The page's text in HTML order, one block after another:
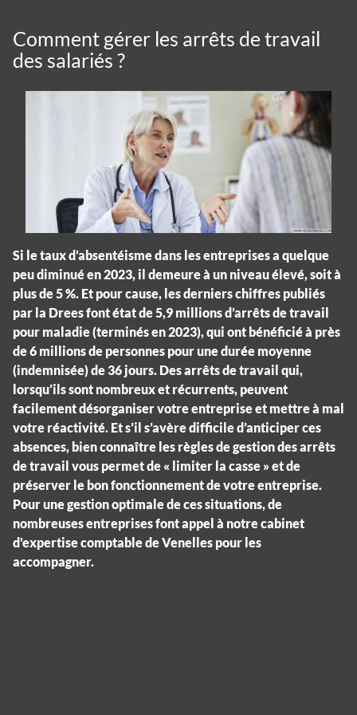
Comment gérer les arrêts de travail
des salariés ?
Si le taux d’absentéisme dans les entreprises a quelque
peu diminué en 2023, il demeure à un niveau élevé, soit à
plus de 5 %. Et pour cause, les derniers chiffres publiés
par la Drees font état de 5,9 millions d’arrêts de travail
pour maladie (terminés en 2023), qui ont bénéficié à près
de 6 millions de personnes pour une durée moyenne
(indemnisée) de 36 jours. Des arrêts de travail qui,
lorsqu’ils sont nombreux et récurrents, peuvent
facilement désorganiser votre entreprise et mettre à mal
votre réactivité. Et s’il s’avère difficile d’anticiper ces
absences, bien connaître les règles de gestion des arrêts
de travail vous permet de « limiter la casse » et de
préserver le bon fonctionnement de votre entreprise.
Pour une gestion optimale de ces situations, de
nombreuses entreprises font appel à notre cabinet
d'expertise comptable de Venelles pour les
accompagner.